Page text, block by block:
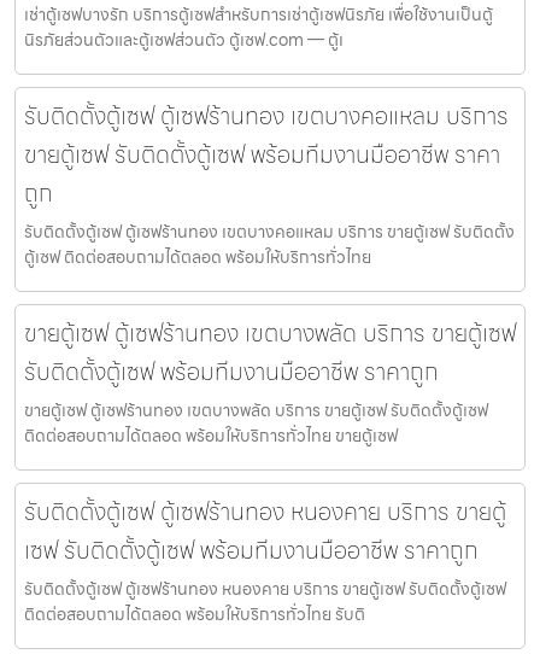
เช่าตู้เซฟบางรัก บริการตู้เซฟสำหรับการเช่าตู้เซฟนิรภัย เพื่อใช้งานเป็นตู้
นิรภัยส่วนตัวและตู้เซฟส่วนตัว ตู้เซฟ.com — ตู้เ
รับติดตั้งตู้เซฟ ตู้เซฟร้านทอง เขตบางคอแหลม บริการ
ขายตู้เซฟ รับติดตั้งตู้เซฟ พร้อมทีมงานมืออาชีพ ราคา
ถูก
รับติดตั้งตู้เซฟ ตู้เซฟร้านทอง เขตบางคอแหลม บริการ ขายตู้เซฟ รับติดตั้ง
ตู้เซฟ ติดต่อสอบถามได้ตลอด พร้อมให้บริการทั่วไทย
ขายตู้เซฟ ตู้เซฟร้านทอง เขตบางพลัด บริการ ขายตู้เซฟ
รับติดตั้งตู้เซฟ พร้อมทีมงานมืออาชีพ ราคาถูก
ขายตู้เซฟ ตู้เซฟร้านทอง เขตบางพลัด บริการ ขายตู้เซฟ รับติดตั้งตู้เซฟ
ติดต่อสอบถามได้ตลอด พร้อมให้บริการทั่วไทย ขายตู้เซฟ
รับติดตั้งตู้เซฟ ตู้เซฟร้านทอง หนองคาย บริการ ขายตู้
เซฟ รับติดตั้งตู้เซฟ พร้อมทีมงานมืออาชีพ ราคาถูก
รับติดตั้งตู้เซฟ ตู้เซฟร้านทอง หนองคาย บริการ ขายตู้เซฟ รับติดตั้งตู้เซฟ
ติดต่อสอบถามได้ตลอด พร้อมให้บริการทั่วไทย รับติ